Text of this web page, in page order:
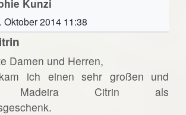
Kunzi
Oktober 2014 11:38
Damen und Herren,
ich einen sehr großen und
Madeira Citrin als